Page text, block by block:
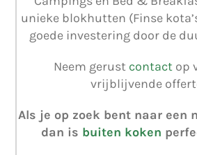
unieke blokhutten (Finse
goede investering door de
Neem gerust contact op
vrijblijvende
Als je op zoek bent naar een
dan is buiten koken